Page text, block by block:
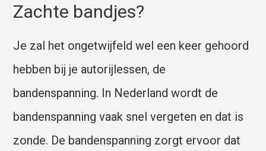
Zachte bandjes?
Je zal het ongetwijfeld wel een keer gehoord
hebben bij je autorijlessen, de
bandenspanning. In Nederland wordt de
bandenspanning vaak snel vergeten en dat is
zonde. De bandenspanning zorgt ervoor dat